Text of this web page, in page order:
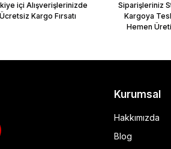
içi Alışverişlerinizde
Ücretsiz Kargo Fırsatı
Siparişleriniz
Kargoya
Hemen
Kurumsal
Hakkımızda
Blog